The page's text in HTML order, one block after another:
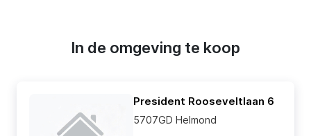
In de omgeving te koop
President Rooseveltlaan 6
5707GD Helmond